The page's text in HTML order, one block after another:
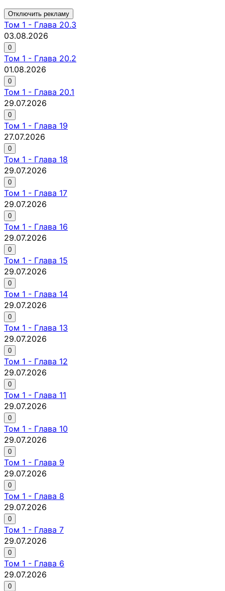
Отключить рекламу
Том 1 - Глава 20.3
03.08.2026
0
Том 1 - Глава 20.2
01.08.2026
0
Том 1 - Глава 20.1
29.07.2026
0
Том 1 - Глава 19
27.07.2026
0
Том 1 - Глава 18
29.07.2026
0
Том 1 - Глава 17
29.07.2026
0
Том 1 - Глава 16
29.07.2026
0
Том 1 - Глава 15
29.07.2026
0
Том 1 - Глава 14
29.07.2026
0
Том 1 - Глава 13
29.07.2026
0
Том 1 - Глава 12
29.07.2026
0
Том 1 - Глава 11
29.07.2026
0
Том 1 - Глава 10
29.07.2026
0
Том 1 - Глава 9
29.07.2026
0
Том 1 - Глава 8
29.07.2026
0
Том 1 - Глава 7
29.07.2026
0
Том 1 - Глава 6
29.07.2026
0